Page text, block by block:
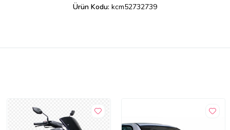
Ürün Kodu: kcm52732739